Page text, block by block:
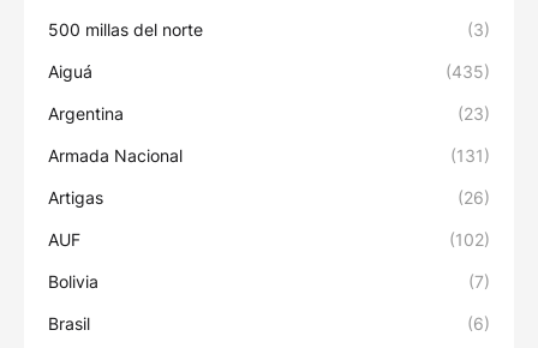
500 millas del norte (3)
Aiguá (435)
Argentina (23)
Armada Nacional (131)
Artigas (26)
AUF (102)
Bolivia (7)
Brasil (6)